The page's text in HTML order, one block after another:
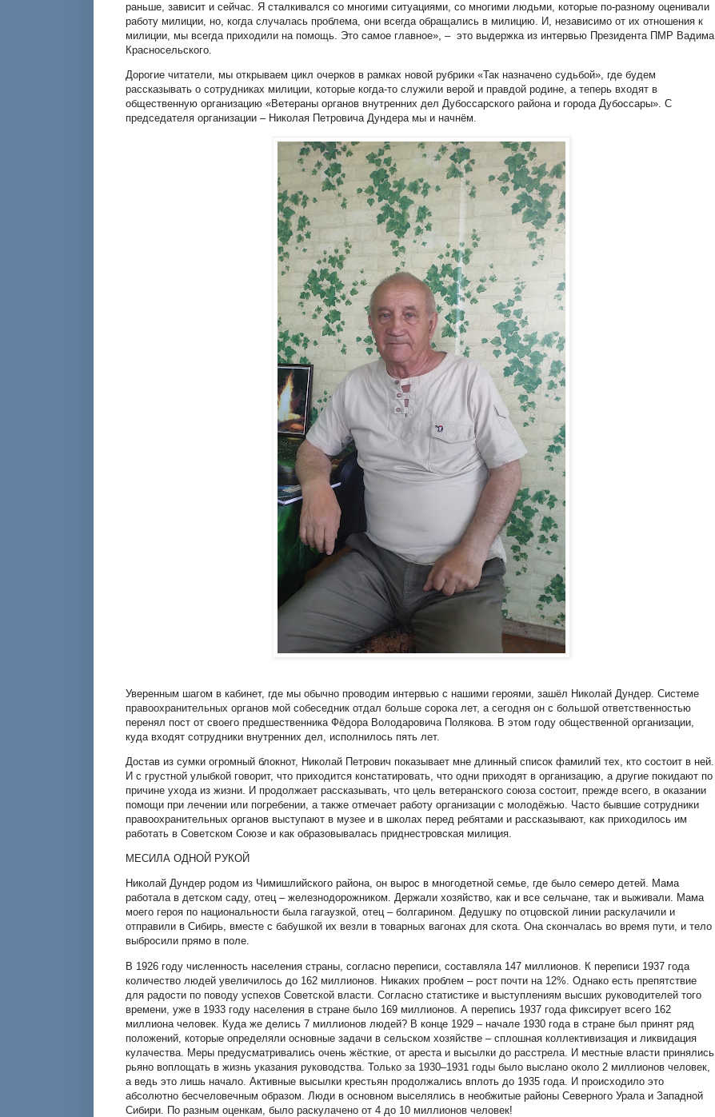
раньше, зависит и сейчас. Я сталкивался со многими ситуациями, со многими людьми, которые по-разному оценивали
работу милиции, но, когда случалась проблема, они всегда обращались в милицию. И, независимо от их отношения к
милиции, мы всегда приходили на помощь. Это самое главное», – это выдержка из интервью Президента ПМР Вадима
Красносельского.
Дорогие читатели, мы открываем цикл очерков в рамках новой рубрики «Так назначено судьбой», где будем
рассказывать о сотрудниках милиции, которые когда-то служили верой и правдой родине, а теперь входят в
общественную организацию «Ветераны органов внутренних дел Дубоссарского района и города Дубоссары». С
председателя организации – Николая Петровича Дундера мы и начнём.
Уверенным шагом в кабинет, где мы обычно проводим интервью с нашими героями, зашёл Николай Дундер. Системе
правоохранительных органов мой собеседник отдал больше сорока лет, а сегодня он с большой ответственностью
перенял пост от своего предшественника Фёдора Володаровича Полякова. В этом году общественной организации,
куда входят сотрудники внутренних дел, исполнилось пять лет.
Достав из сумки огромный блокнот, Николай Петрович показывает мне длинный список фамилий тех, кто состоит в ней.
И с грустной улыбкой говорит, что приходится констатировать, что одни приходят в организацию, а другие покидают по
причине ухода из жизни. И продолжает рассказывать, что цель ветеранского союза состоит, прежде всего, в оказании
помощи при лечении или погребении, а также отмечает работу организации с молодёжью. Часто бывшие сотрудники
правоохранительных органов выступают в музее и в школах перед ребятами и рассказывают, как приходилось им
работать в Советском Союзе и как образовывалась приднестровская милиция.
МЕСИЛА ОДНОЙ РУКОЙ
Николай Дундер родом из Чимишлийского района, он вырос в многодетной семье, где было семеро детей. Мама
работала в детском саду, отец – железнодорожником. Держали хозяйство, как и все сельчане, так и выживали. Мама
моего героя по национальности была гагаузкой, отец – болгарином. Дедушку по отцовской линии раскулачили и
отправили в Сибирь, вместе с бабушкой их везли в товарных вагонах для скота. Она скончалась во время пути, и тело
выбросили прямо в поле.
В 1926 году численность населения страны, согласно переписи, составляла 147 миллионов. К переписи 1937 года
количество людей увеличилось до 162 миллионов. Никаких проблем – рост почти на 12%. Однако есть препятствие
для радости по поводу успехов Советской власти. Согласно статистике и выступлениям высших руководителей того
времени, уже в 1933 году населения в стране было 169 миллионов. А перепись 1937 года фиксирует всего 162
миллиона человек. Куда же делись 7 миллионов людей? В конце 1929 – начале 1930 года в стране был принят ряд
положений, которые определяли основные задачи в сельском хозяйстве – сплошная коллективизация и ликвидация
кулачества. Меры предусматривались очень жёсткие, от ареста и высылки до расстрела. И местные власти принялись
рьяно воплощать в жизнь указания руководства. Только за 1930–1931 годы было выслано около 2 миллионов человек,
а ведь это лишь начало. Активные высылки крестьян продолжались вплоть до 1935 года. И происходило это
абсолютно бесчеловечным образом. Люди в основном выселялись в необжитые районы Северного Урала и Западной
Сибири. По разным оценкам, было раскулачено от 4 до 10 миллионов человек!